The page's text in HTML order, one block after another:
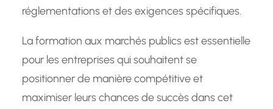
réglementations et des exigences spécifiques.
La formation aux marchés publics est essentielle
pour les entreprises qui souhaitent se
positionner de manière compétitive et
maximiser leurs chances de succès dans cet